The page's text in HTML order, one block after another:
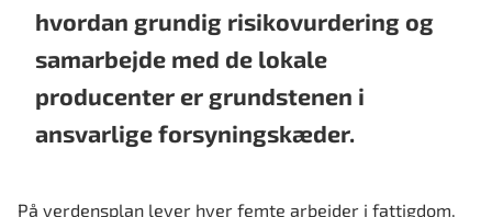
hvordan grundig risikovurdering og
samarbejde med de lokale
producenter er grundstenen i
ansvarlige forsyningskæder.
På verdensplan lever hver femte arbejder i fattigdom,